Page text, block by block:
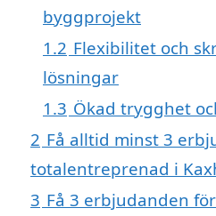
byggprojekt
1.2 Flexibilitet och
lösningar
1.3 Ökad trygghet
2 Få alltid minst 3
totalentreprenad i
3 Få 3 erbjudanden